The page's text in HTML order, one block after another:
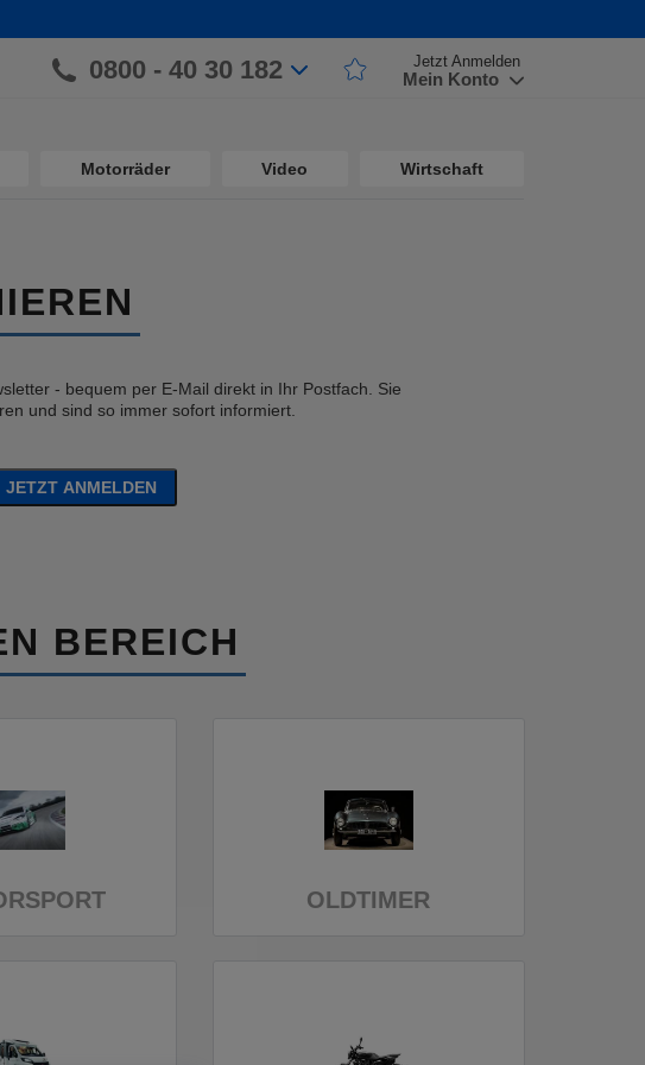
0800 - 40 30 182 Jetzt Anmelden
Mein Konto
Motorräder Video Wirtschaft
- bequem per E-Mail direkt in Ihr Postfach. Sie
und sind so immer sofort informiert.
JETZT ANMELDEN
BEREICH
OLDTIMER